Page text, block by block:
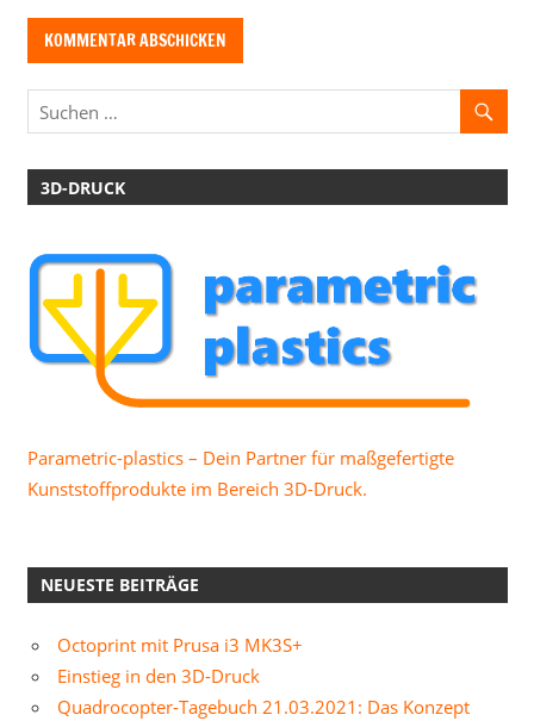
3D-DRUCK
Parametric-plastics – Dein Partner für maßgefertigte
Kunststoffprodukte im Bereich 3D-Druck.
NEUESTE BEITRÄGE
Octoprint mit Prusa i3 MK3S+
Einstieg in den 3D-Druck
Quadrocopter-Tagebuch 21.03.2021: Das Konzept